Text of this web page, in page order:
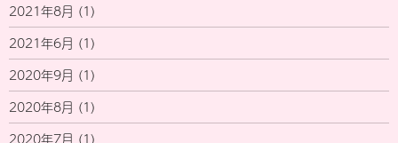
2021年8月 (1)
2021年6月 (1)
2020年9月 (1)
2020年8月 (1)
2020年7月 (1)